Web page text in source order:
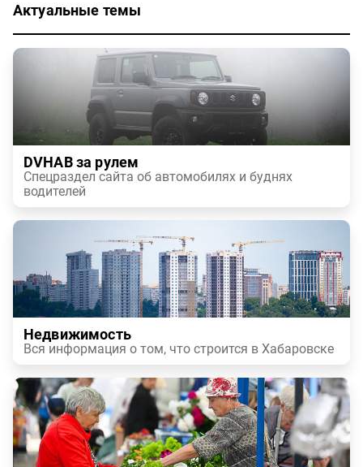
Актуальные темы
DVHAB за рулем
Спецраздел сайта об автомобилях и буднях
водителей
Недвижимость
Вся информация о том, что строится в Хабаровске